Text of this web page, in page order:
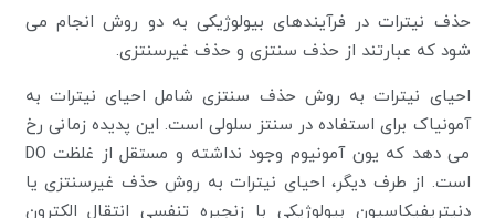
حذف نیترات در فرآیندهای بیولوژیکی به دو روش انجام می
شود که عبارتند از حذف سنتزی و حذف غیرسنتزی.
احیای نیترات به روش حذف سنتزی شامل احیای نیترات به
آمونیاک برای استفاده در سنتز سلولی است. این پدیده زمانی رخ
می دهد که یون آمونیوم وجود نداشته و مستقل از غلظت DO
است. از طرف دیگر، احیای نیترات به روش حذف غیرسنتزی یا
دنیتریفیکاسیون بیولوژیکی با زنجیره تنفسی انتقال الکترون